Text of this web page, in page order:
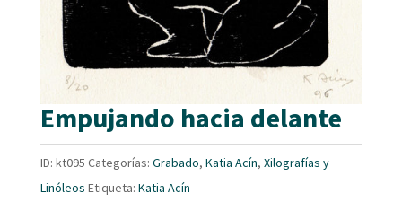
Empujando hacia delante
ID: kt095 Categorías: Grabado, Katia Acín, Xilografías y
Linóleos Etiqueta: Katia Acín